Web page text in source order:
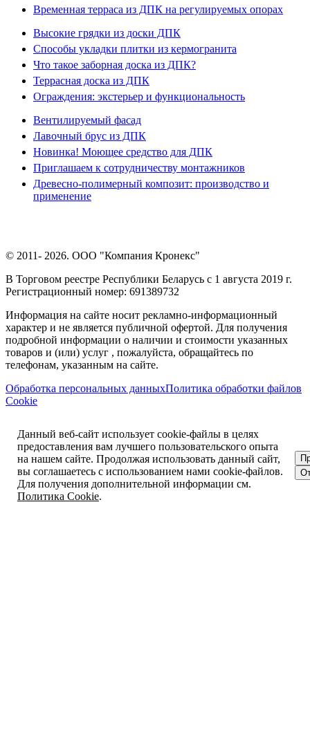
Временная терраса из ДПК на регулируемых опорах
Высокие грядки из доски ДПК
Способы укладки плитки из кермогранита
Что такое заборная доска из ДПК?
Террасная доска из ДПК
Ограждения: экстерьер и функциональность
Вентилируемый фасад
Лавочный брус из ДПК
Новинка! Моющее средство для ДПК
Приглашаем к сотрудничеству монтажников
Древесно-полимерный композит: производство и
применение
© 2011- 2026. ООО "Компания Кронекс"
В Торговом реестре Республики Беларусь с 1 августа 2019 г.
Регистрационный номер: 691389732
Информация на сайте носит рекламно-информационный
характер и не является публичной офертой. Для получения
подробной информации о наличии и стоимости указанных
товаров и (или) услуг , пожалуйста, обращайтесь по
телефонам, указанным на сайте.
Обработка персональных данныхПолитика обработки файлов
Cookie
Данный веб-сайт использует cookie-файлы в целях
предоставления вам лучшего пользовательского опыта
на нашем сайте. Продолжая использовать данный сайт,
вы соглашаетесь с использованием нами cookie-файлов.
Для получения дополнительной информации см.
Политика Cookie.